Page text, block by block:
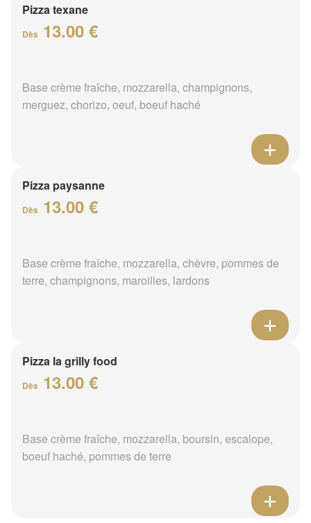
Pizza texane
Dès 13.00 €
Base crème fraîche, mozzarella, champignons,
merguez, chorizo, oeuf, boeuf haché
Pizza paysanne
Dès 13.00 €
Base crème fraîche, mozzarella, chèvre, pommes de
terre, champignons, maroilles, lardons
Pizza la grilly food
Dès 13.00 €
Base crème fraîche, mozzarella, boursin, escalope,
boeuf haché, pommes de terre